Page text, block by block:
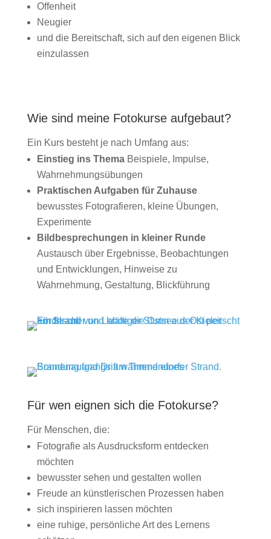
Offenheit
Neugier
und die Bereitschaft, sich auf den eigenen Blick
einzulassen
Wie sind meine Fotokurse aufgebaut?
Ein Kurs besteht je nach Umfang aus:
Einstieg ins ThemaBeispiele, Impulse,
Wahrnehmungsübungen
Praktischen Aufgaben für Zuhause
bewusstes Fotografieren, kleine Übungen,
Experimente
Bildbesprechungen in kleiner Runde
Austausch über Ergebnisse, Beobachtungen
und Entwicklungen, Hinweise zu
Wahrnehmung, Gestaltung, Blickführung
Für wen eignen sich die Fotokurse?
Für Menschen, die:
Fotografie als Ausdrucksform entdecken
möchten
bewusster sehen und gestalten wollen
Freude an künstlerischen Prozessen haben
sich inspirieren lassen möchten
eine ruhige, persönliche Art des Lernens